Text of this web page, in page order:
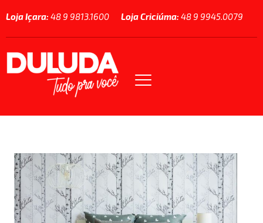
Loja Içara: 48 9 9813.1600 Loja Criciúma: 48 9 9945.0079